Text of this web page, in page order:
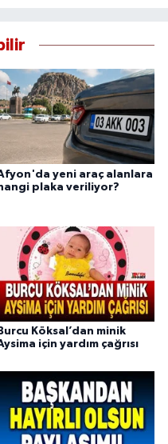
yeni araç alanlara
hangi plaka veriliyor?
Burcu Köksal’dan minik
için yardım çağrısı